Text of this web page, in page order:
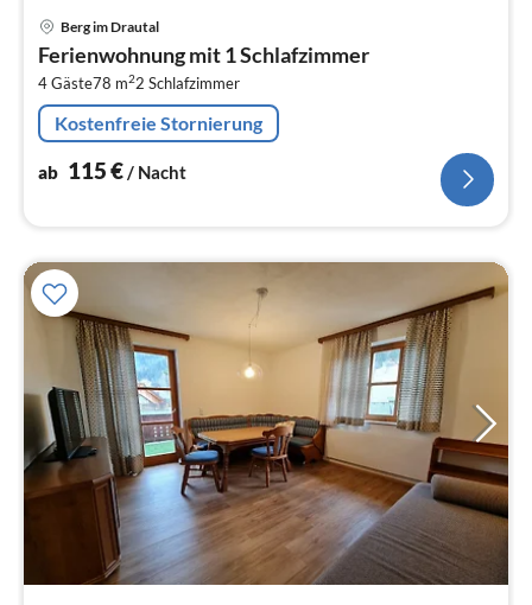
Berg im Drautal
Ferienwohnung mit 1 Schlafzimmer
4 Gäste78 m22 Schlafzimmer
Kostenfreie Stornierung
ab 115€ / Nacht